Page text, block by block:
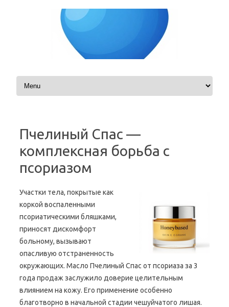
Skip to content
Пчелиный Спас —
комплексная борьба с
псориазом
Участки тела, покрытые как
коркой воспаленными
псориатическими бляшками,
приносят дискомфорт
больному, вызывают
опасливую отстраненность
окружающих. Масло Пчелиный Спас от псориаза за 3
года продаж заслужило доверие целительным
влиянием на кожу. Его применение особенно
благотворно в начальной стадии чешуйчатого лишая.